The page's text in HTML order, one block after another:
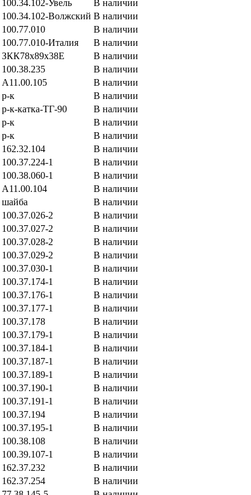
100.34.102-Увель
В наличии
100.34.102-Волжский В наличии
100.77.010
В наличии
100.77.010-Италия
В наличии
ЗКК78х89х38Е
В наличии
100.38.235
В наличии
А11.00.105
В наличии
р-к
В наличии
р-к-катка-ТГ-90
В наличии
р-к
В наличии
р-к
В наличии
162.32.104
В наличии
100.37.224-1
В наличии
100.38.060-1
В наличии
А11.00.104
В наличии
шайба
В наличии
100.37.026-2
В наличии
100.37.027-2
В наличии
100.37.028-2
В наличии
100.37.029-2
В наличии
100.37.030-1
В наличии
100.37.174-1
В наличии
100.37.176-1
В наличии
100.37.177-1
В наличии
100.37.178
В наличии
100.37.179-1
В наличии
100.37.184-1
В наличии
100.37.187-1
В наличии
100.37.189-1
В наличии
100.37.190-1
В наличии
100.37.191-1
В наличии
100.37.194
В наличии
100.37.195-1
В наличии
100.38.108
В наличии
100.39.107-1
В наличии
162.37.232
В наличии
162.37.254
В наличии